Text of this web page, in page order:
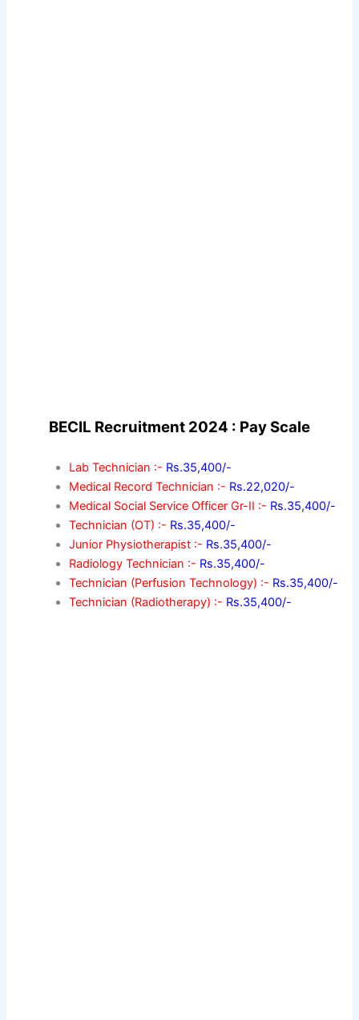
BECIL Recruitment 2024 : Pay Scale
Lab Technician :- Rs.35,400/-
Medical Record Technician :- Rs.22,020/-
Medical Social Service Officer Gr-II :- Rs.35,400/-
Technician (OT) :- Rs.35,400/-
Junior Physiotherapist :- Rs.35,400/-
Radiology Technician :- Rs.35,400/-
Technician (Perfusion Technology) :- Rs.35,400/-
Technician (Radiotherapy) :- Rs.35,400/-